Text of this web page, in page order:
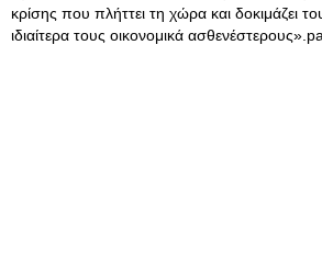
κρίσης που πλήττει τη χώρα και δοκιμάζει
ιδιαίτερα τους οικονομικά